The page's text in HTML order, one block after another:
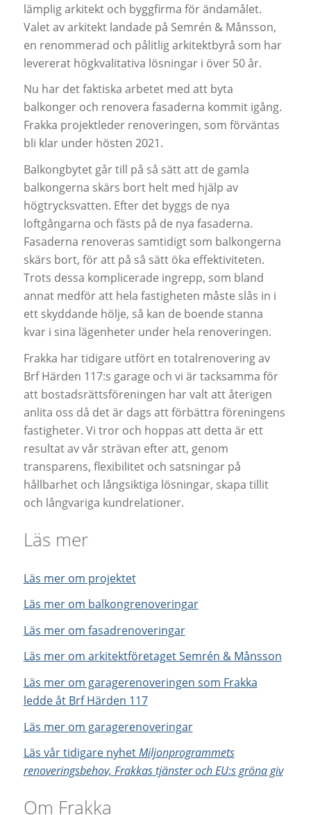
lämplig arkitekt och byggfirma för ändamålet.
Valet av arkitekt landade på Semrén & Månsson,
en renommerad och pålitlig arkitektbyrå som har
levererat högkvalitativa lösningar i över 50 år.
Nu har det faktiska arbetet med att byta
balkonger och renovera fasaderna kommit igång.
Frakka projektleder renoveringen, som förväntas
bli klar under hösten 2021.
Balkongbytet går till på så sätt att de gamla
balkongerna skärs bort helt med hjälp av
högtrycksvatten. Efter det byggs de nya
loftgångarna och fästs på de nya fasaderna.
Fasaderna renoveras samtidigt som balkongerna
skärs bort, för att på så sätt öka effektiviteten.
Trots dessa komplicerade ingrepp, som bland
annat medför att hela fastigheten måste slås in i
ett skyddande hölje, så kan de boende stanna
kvar i sina lägenheter under hela renoveringen.
Frakka har tidigare utfört en totalrenovering av
Brf Härden 117:s garage och vi är tacksamma för
att bostadsrättsföreningen har valt att återigen
anlita oss då det är dags att förbättra föreningens
fastigheter. Vi tror och hoppas att detta är ett
resultat av vår strävan efter att, genom
transparens, flexibilitet och satsningar på
hållbarhet och långsiktiga lösningar, skapa tillit
och långvariga kundrelationer.
Läs mer
Läs mer om projektet
Läs mer om balkongrenoveringar
Läs mer om fasadrenoveringar
Läs mer om arkitektföretaget Semrén & Månsson
Läs mer om garagerenoveringen som Frakka
ledde åt Brf Härden 117
Läs mer om garagerenoveringar
Läs vår tidigare nyhetMiljonprogrammets
renoveringsbehov, Frakkas tjänster och EU:s gröna giv
Om Frakka